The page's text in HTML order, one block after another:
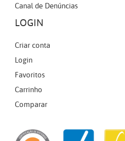
Canal de Denúncias
LOGIN
Criar conta
Login
Favoritos
Carrinho
Comparar